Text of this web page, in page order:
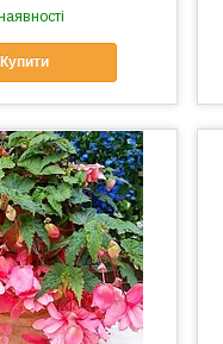
Купити